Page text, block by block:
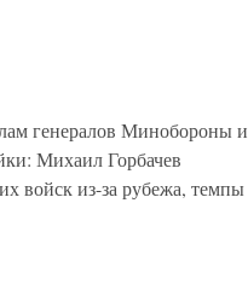
генералов Минобороны и
Михаил Горбачев
войск из-за рубежа, темпы